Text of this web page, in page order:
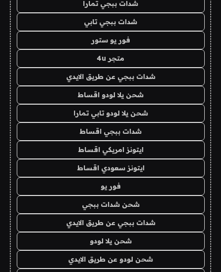
شدات ببجي تمارا
شدات ببجي تابي
فور يو ستور
متجر 4u
شدات ببجي عن طريق الايدي
شحن يلا لودو اقساط
شحن يلا لودو تابي تمارا
شدات ببجي اقساط
ايتونز امريكي اقساط
ايتونز سعودي اقساط
فور يو
شحن شدات ببجي
شدات ببجي عن طريق الايدي
شحن يلا لودو
شحن لودو عن طريق الايدي